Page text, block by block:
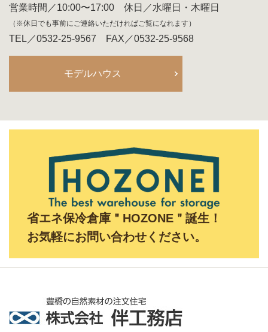
営業時間／10:00〜17:00 休日／水曜日・木曜日
（※休日でも事前にご連絡いただければご覧になれます）
TEL／0532-25-9567 FAX／0532-25-9568
モデルハウス
省エネ保冷倉庫＂HOZONE＂誕生！
お気軽にお問い合わせください。